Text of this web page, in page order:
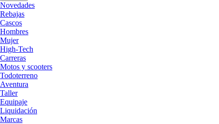
Novedades
Rebajas
Cascos
Hombres
Mujer
High-Tech
Carreras
Motos y scooters
Todoterreno
Aventura
Taller
Equipaje
Liquidación
Marcas